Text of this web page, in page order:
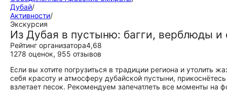
Дубай/
Активности/
Экскурсия
Из Дубая в пустыню: багги, верблюды и
Рейтинг организатора4,68
1278 оценок, 955 отзывов
Если вы хотите погрузиться в традиции региона и утолить
себя красоту и атмосферу дубайской пустыни,
взлетает песок. Рекомендуем запечатлеть все моменты на